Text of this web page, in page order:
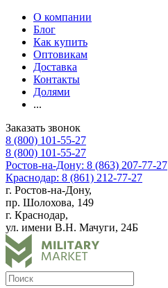
О компании
Блог
Как купить
Оптовикам
Доставка
Контакты
Долями
...
Заказать звонок
8 (800) 101-55-27
8 (800) 101-55-27
Ростов-на-Дону: 8 (863) 207-77-27
Краснодар: 8 (861) 212-77-27
г. Ростов-на-Дону,
пр. Шолохова, 149
г. Краснодар,
ул. имени В.Н. Мачуги, 24Б